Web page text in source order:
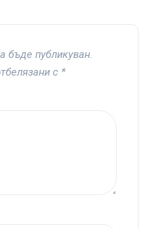
бъде публикуван.
с *